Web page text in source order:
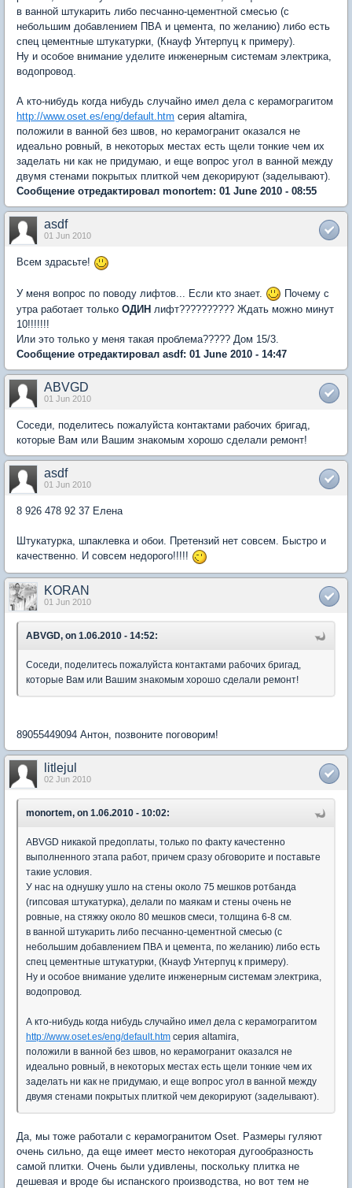
в ванной штукарить либо песчанно-цементной смесью (с
небольшим добавлением ПВА и цемента, по желанию) либо есть
спец цементные штукатурки, (Кнауф Унтерпуц к примеру).
Ну и особое внимание уделите инженерным системам электрика,
водопровод.
А кто-нибудь когда нибудь случайно имел дела с керамограгитом
http://www.oset.es/eng/default.htm серия altamira,
положили в ванной без швов, но керамогранит оказался не
идеально ровный, в некоторых местах есть щели тонкие чем их
заделать ни как не придумаю, и еще вопрос угол в ванной между
двумя стенами покрытых плиткой чем декорируют (заделывают).
Сообщение отредактировал monortem: 01 June 2010 - 08:55
asdf
01 Jun 2010
Всем здрасьте!
У меня вопрос по поводу лифтов... Если кто знает.
Почему с
утра работает только ОДИН лифт?????????? Ждать можно минут
10!!!!!!!
Или это только у меня такая проблема????? Дом 15/3.
Сообщение отредактировал asdf: 01 June 2010 - 14:47
ABVGD
01 Jun 2010
Соседи, поделитесь пожалуйста контактами рабочих бригад,
которые Вам или Вашим знакомым хорошо сделали ремонт!
asdf
01 Jun 2010
8 926 478 92 37 Елена
Штукатурка, шпаклевка и обои. Претензий нет совсем. Быстро и
качественно. И совсем недорого!!!!!
KORAN
01 Jun 2010
ABVGD, on 1.06.2010 - 14:52:
Соседи, поделитесь пожалуйста контактами рабочих бригад,
которые Вам или Вашим знакомым хорошо сделали ремонт!
89055449094 Антон, позвоните поговорим!
litlejul
02 Jun 2010
monortem, on 1.06.2010 - 10:02:
ABVGD никакой предоплаты, только по факту качестенно
выполненного этапа работ, причем сразу обговорите и поставьте
такие условия.
У нас на однушку ушло на стены около 75 мешков ротбанда
(гипсовая штукатурка), делали по маякам и стены очень не
ровные, на стяжку около 80 мешков смеси, толщина 6-8 см.
в ванной штукарить либо песчанно-цементной смесью (с
небольшим добавлением ПВА и цемента, по желанию) либо есть
спец цементные штукатурки, (Кнауф Унтерпуц к примеру).
Ну и особое внимание уделите инженерным системам электрика,
водопровод.
А кто-нибудь когда нибудь случайно имел дела с керамограгитом
http://www.oset.es/eng/default.htm серия altamira,
положили в ванной без швов, но керамогранит оказался не
идеально ровный, в некоторых местах есть щели тонкие чем их
заделать ни как не придумаю, и еще вопрос угол в ванной между
двумя стенами покрытых плиткой чем декорируют (заделывают).
Да, мы тоже работали с керамогранитом Oset. Размеры гуляют
очень сильно, да еще имеет место некоторая дугообразность
самой плитки. Очень были удивлены, поскольку плитка не
дешевая и вроде бы испанского производства, но вот тем не